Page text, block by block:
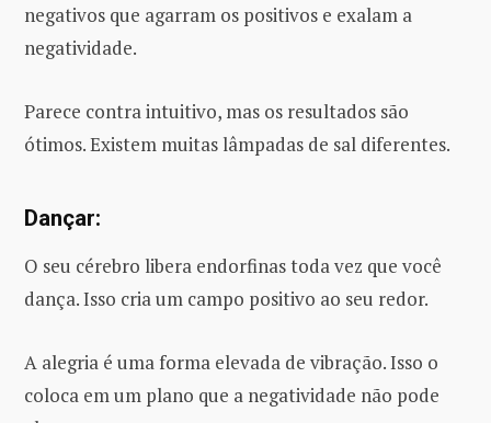
negativos que agarram os positivos e exalam a
negatividade.
Parece contra intuitivo, mas os resultados são
ótimos. Existem muitas lâmpadas de sal diferentes.
Dançar:
O seu cérebro libera endorfinas toda vez que você
dança. Isso cria um campo positivo ao seu redor.
A alegria é uma forma elevada de vibração. Isso o
coloca em um plano que a negatividade não pode